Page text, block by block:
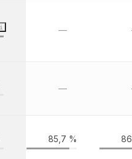
—
—
85,7 %